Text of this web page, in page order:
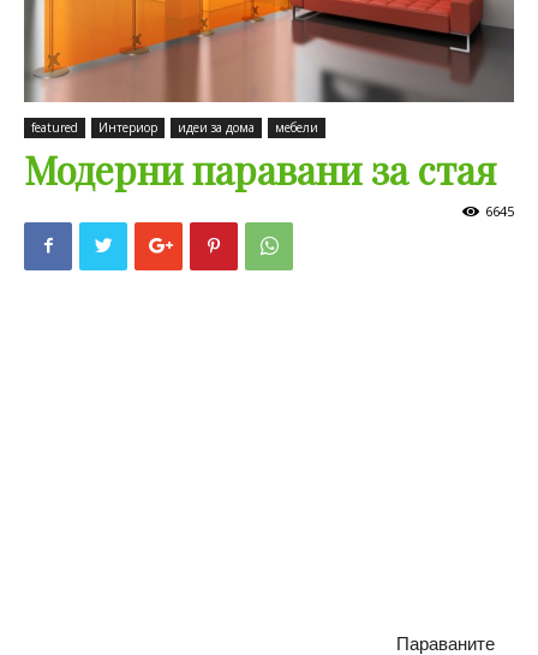
featured Интериор идеи за дома мебели
Модерни паравани за стая
6645
Параваните